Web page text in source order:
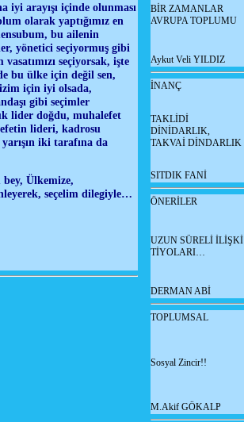
arayışı içinde olunması
olarak yaptığımız en
bu ailenin
yönetici seçiyormuş gibi
seçiyorsak, işte
bu ülke için değil sen,
için iyi olsada,
gibi seçimler
lider doğdu, muhalefet
lideri, kadrosu
iki tarafına da
Ülkemize,
seçelim dilegiyle…
BİR ZAMANLAR
AVRUPA TOPLUMU
Aykut Veli YILDIZ
İNANÇ
TAKLİDİ
DİNİDARLIK,
TAKVAİ DİNDARLIK
SITDIK FANİ
ÖNERİLER
UZUN SÜRELİ İLİŞKİ
TİYOLARI…
DERMAN ABİ
TOPLUMSAL
Sosyal Zincir!!
M.Akif GÖKALP